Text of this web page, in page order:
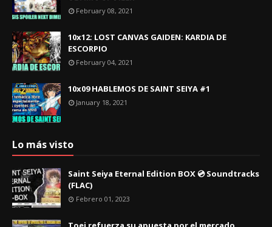
February 08, 2021
10x12: LOST CANVAS GAIDEN: KARDIA DE
ESCORPIO
February 04, 2021
10x09 HABLEMOS DE SAINT SEIYA #1
January 18, 2021
Lo más visto
Saint Seiya Eternal Edition BOX 💿 Soundtracks
(FLAC)
Febrero 01, 2023